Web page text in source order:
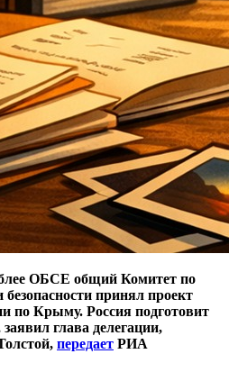
ОБСЕ общий Комитет по
принял проект
по Крыму. Россия подготовит
глава делегации,
передает РИА